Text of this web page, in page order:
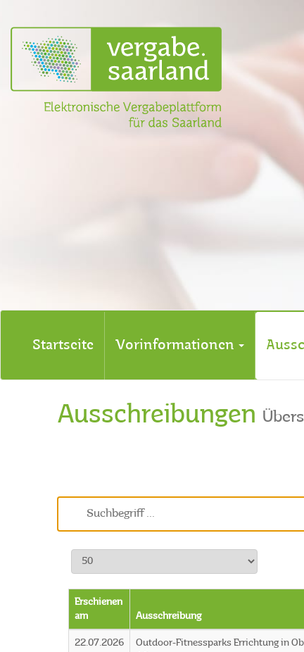
Startseite Vorinformationen
Ausschreibungen
Erschienen
am
Ausschreibung
22.07.2026
Outdoor-Fitnessparks Errichtung in